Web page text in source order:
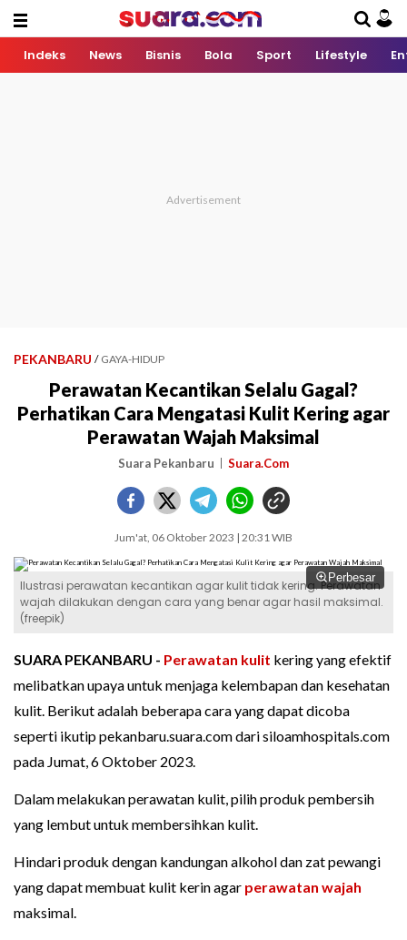
Indeks News Bisnis Bola Sport Lifestyle
PEKANBARU / GAYA-HIDUP
Perawatan Kecantikan Selalu Gagal?
Perhatikan Cara Mengatasi Kulit Kering agar
Perawatan Wajah Maksimal
Suara Pekanbaru Suara.Com
Jum'at, 06 Oktober 2023 | 20:31 WIB
Perbesar
Ilustrasi perawatan kecantikan agar kulit tidak kering. Perawatan
wajah dilakukan dengan cara yang benar agar hasil maksimal.
(freepik)
SUARA PEKANBARU - Perawatan kulit kering yang efektif
melibatkan upaya untuk menjaga kelembapan dan kesehatan
kulit. Berikut adalah beberapa cara yang dapat dicoba
seperti ikutip pekanbaru.suara.com dari siloamhospitals.com
pada Jumat, 6 Oktober 2023.
Dalam melakukan perawatan kulit, pilih produk pembersih
yang lembut untuk membersihkan kulit.
Hindari produk dengan kandungan alkohol dan zat pewangi
yang dapat membuat kulit kerin agar perawatan wajah
maksimal.